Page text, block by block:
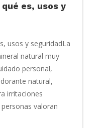
es, usos y
usos y seguridadLa
natural muy
personal,
natural,
irritaciones
valoran